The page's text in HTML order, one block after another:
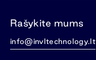
Rašykite mums
info@invltechnology.lt